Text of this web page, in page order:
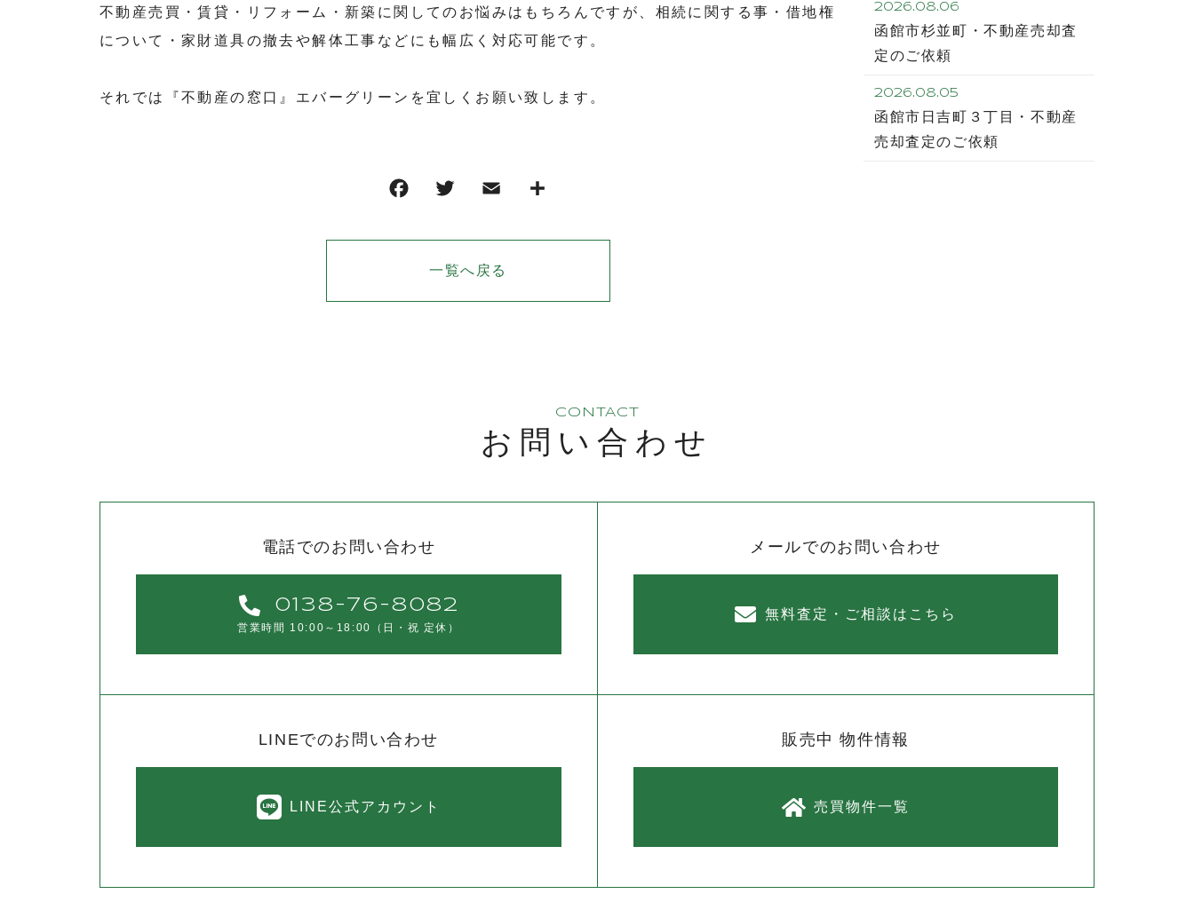
不動産売買・賃貸・リフォーム・新築に関してのお悩みはもちろんですが、相続に関する事・借地権
について・家財道具の撤去や解体工事などにも幅広く対応可能です。
それでは『不動産の窓口』エバーグリーンを宜しくお願い致します。
一覧へ戻る
2026.08.06
函館市杉並町・不動産売却査
定のご依頼
2026.08.05
函館市日吉町３丁目・不動産
売却査定のご依頼
CONTACT
お問い合わせ
電話でのお問い合わせ
0138-76-8082
営業時間 10:00～18:00 （日・祝 定休）
メールでのお問い合わせ
無料査定・ご相談はこちら
LINEでのお問い合わせ
LINE公式アカウント
販売中 物件情報
売買物件一覧